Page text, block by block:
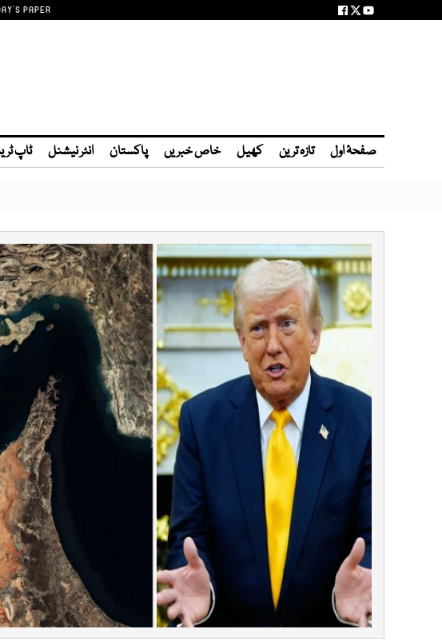
PAPER
صفحۂ اول تازہ ترین کھیل خاص خبریں پاکستان انٹر نیشنل ٹاپ